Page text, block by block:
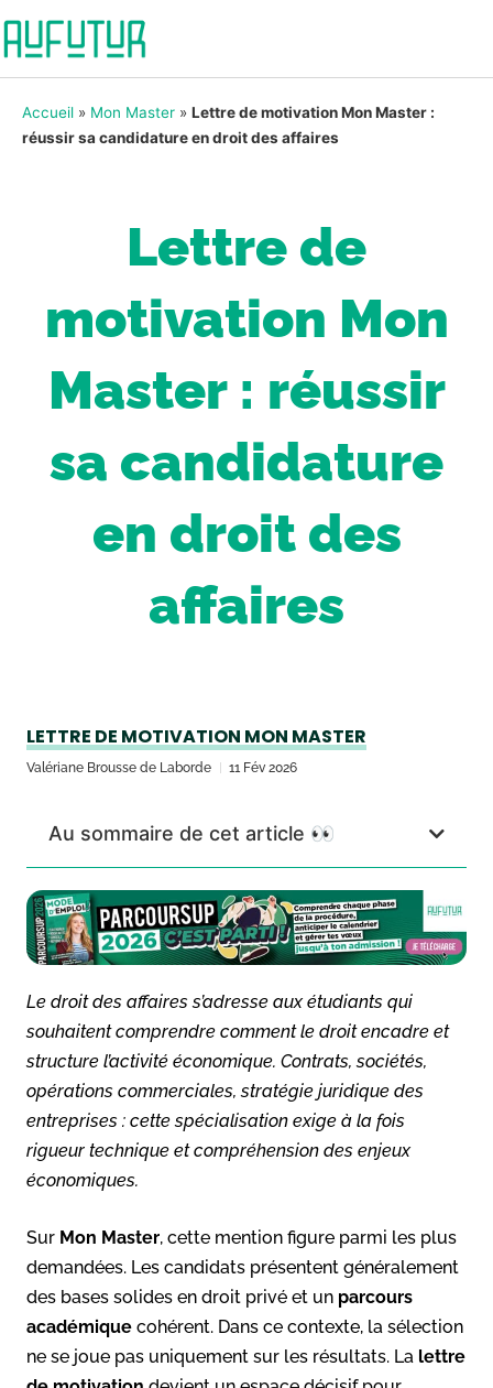
Accueil » Mon Master » Lettre de motivation Mon Master :
réussir sa candidature en droit des affaires
Lettre de
motivation Mon
Master : réussir
sa candidature
en droit des
affaires
LETTRE DE MOTIVATION MON MASTER
Valériane Brousse de Laborde 11 Fév 2026
Au sommaire de cet article 👀
Le droit des affaires s’adresse aux étudiants qui
souhaitent comprendre comment le droit encadre et
structure l’activité économique. Contrats, sociétés,
opérations commerciales, stratégie juridique des
entreprises : cette spécialisation exige à la fois
rigueur technique et compréhension des enjeux
économiques.
Sur Mon Master, cette mention figure parmi les plus
demandées. Les candidats présentent généralement
des bases solides en droit privé et un parcours
académique cohérent. Dans ce contexte, la sélection
ne se joue pas uniquement sur les résultats. La lettre